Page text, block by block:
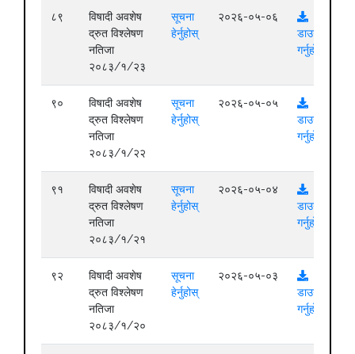
८९
विषादी अवशेष
द्रुत विश्लेषण
नतिजा
२०८३/१/२३
सूचना
हेर्नुहोस्
२०२६-०५-०६
डाउनलोड
गर्नुहोस्
९०
विषादी अवशेष
द्रुत विश्लेषण
नतिजा
२०८३/१/२२
सूचना
हेर्नुहोस्
२०२६-०५-०५
डाउनलोड
गर्नुहोस्
९१
विषादी अवशेष
द्रुत विश्लेषण
नतिजा
२०८३/१/२१
सूचना
हेर्नुहोस्
२०२६-०५-०४
डाउनलोड
गर्नुहोस्
९२
विषादी अवशेष
द्रुत विश्लेषण
नतिजा
२०८३/१/२०
सूचना
हेर्नुहोस्
२०२६-०५-०३
डाउनलोड
गर्नुहोस्